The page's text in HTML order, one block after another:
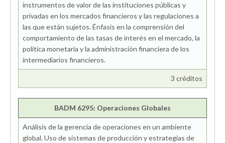
instrumentos de valor de las instituciones públicas y
privadas en los mercados financieros y las regulaciones a
las que están sujetos. Énfasis en la comprensión del
comportamiento de las tasas de interés en el mercado, la
política monetaria y la administración financiera de los
intermediarios financieros.
3 créditos
BADM 6295: Operaciones Globales
Análisis de la gerencia de operaciones en un ambiente
global. Uso de sistemas de producción y estrategias de